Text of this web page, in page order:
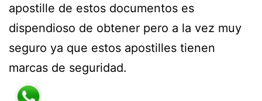
apostille de estos documentos es
dispendioso de obtener pero a la vez muy
seguro ya que estos apostilles tienen
marcas de seguridad.